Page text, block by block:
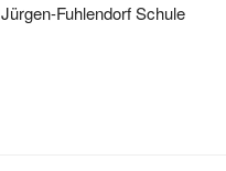
Jürgen-Fuhlendorf Schule